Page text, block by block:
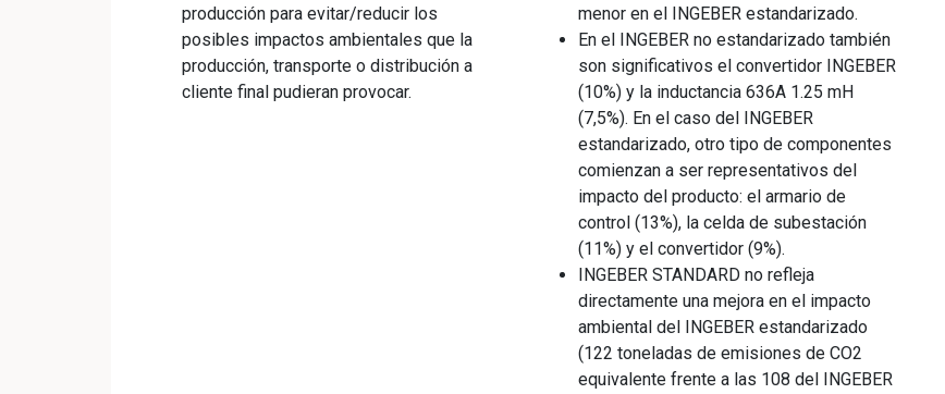
producción para evitar/reducir los
posibles impactos ambientales que la
producción, transporte o distribución a
cliente final pudieran provocar.
menor en el INGEBER estandarizado.
En el INGEBER no estandarizado también
son significativos el convertidor INGEBER
(10%) y la inductancia 636A 1.25 mH
(7,5%). En el caso del INGEBER
estandarizado, otro tipo de componentes
comienzan a ser representativos del
impacto del producto: el armario de
control (13%), la celda de subestación
(11%) y el convertidor (9%).
INGEBER STANDARD no refleja
directamente una mejora en el impacto
ambiental del INGEBER estandarizado
(122 toneladas de emisiones de CO2
equivalente frente a las 108 del INGEBER